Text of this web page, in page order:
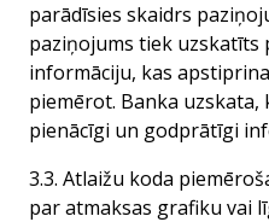
parādīsies skaidrs
paziņojums tiek
informāciju, kas
piemērot. Banka uzskata,
pienācīgi un godprātīgi
3.3. Atlaižu koda
par atmaksas grafiku vai